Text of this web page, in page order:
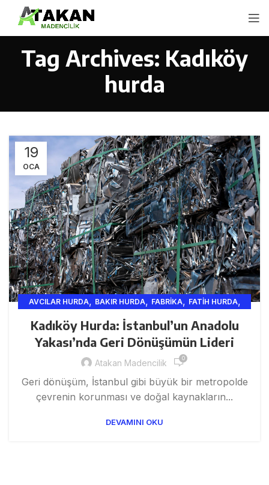
Tag Archives: Kadıköy
hurda
19
OCA
AVCILAR HURDA, BAKIR HURDA, FABRIKA, FATIH HURDA,
HURDA ISTANBUL
HURDACILIK VE GERI DÖNÜŞÜM HIZMETLERI ,INŞAAT,
ISTANBUL HURD ,ISTANBUL HURDA ,
İSTANBUL HURDA VE GERI DÖNÜŞÜM HIZMETLERI
İSTANBUL HURDA VE MADENCILIK, KABLO, KROM HURDA ,
MADEN METAL , SANAYI SARI
Kadıköy Hurda: İstanbul’un Anadolu
Yakası’nda Geri Dönüşümün Lideri
Atakan Madencilik 0
Geri dönüşüm, İstanbul gibi büyük bir metropolde
çevrenin korunması ve doğal kaynakların...
DEVAMINI OKU